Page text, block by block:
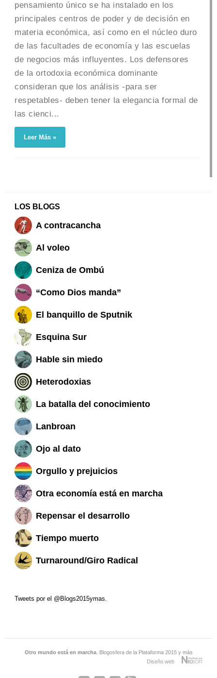
pensamiento único se ha instalado en los
principales centros de poder y de decisión en
materia económica, así como en el núcleo duro
de las facultades de economía y las escuelas
de negocios más influyentes. Los defensores
de la ortodoxia económica dominante
consideran que los análisis -para ser
respetables- deben tener la elegancia formal de
las cienci...
Leer Más »
LOS BLOGS
A contracancha
Al voleo
Ceniza de Ombú
“Como Dios manda”
El banquillo de Sputnik
Esquina Sur
Hable sin miedo
Heterodoxias
La batalla del conocimiento
Lanbroan
Ojo al dato
Orgullo y prejuicios
Otra economía está en marcha
Repensar el desarrollo
Tiempo muerto
Turnaround/Giro Radical
Tweets por el @Blogs2015ymas.
Otro mundo está en marcha. Blogosfera de la Plataforma 2015 y más
Diseño web